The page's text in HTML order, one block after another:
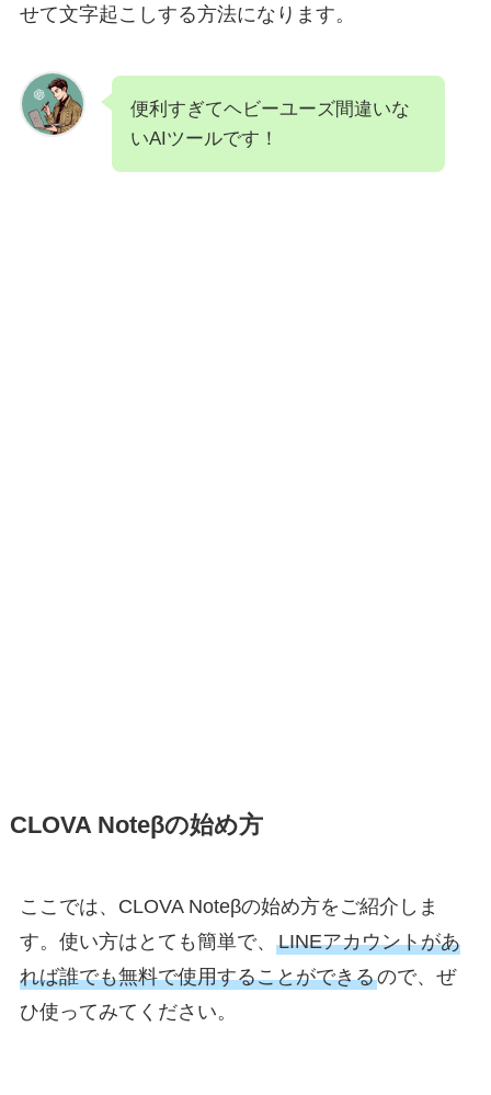
せて文字起こしする方法になります。
便利すぎてヘビーユーズ間違いな
いAIツールです！
CLOVA Noteβの始め方
ここでは、CLOVA Noteβの始め方をご紹介しま
す。使い方はとても簡単で、 LINEアカウントがあ
れば誰でも無料で使用することができるので、ぜ
ひ使ってみてください。